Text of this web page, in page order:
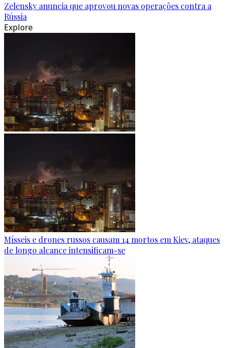
Zelensky anuncia que aprovou novas operações contra a
Rússia
Explore
Mísseis e drones russos causam 14 mortos em Kiev, ataques
de longo alcance intensificam-se